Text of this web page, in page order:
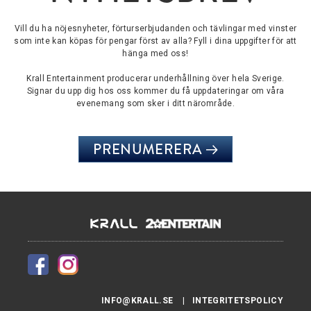
Vill du ha nöjesnyheter, förturserbjudanden och tävlingar med vinster
som inte kan köpas för pengar först av alla? Fyll i dina uppgifter för att
hänga med oss!
Krall Entertainment producerar underhållning över hela Sverige.
Signar du upp dig hos oss kommer du få uppdateringar om våra
evenemang som sker i ditt närområde.
PRENUMERERA
INFO@KRALL.SE INTEGRITETSPOLICY